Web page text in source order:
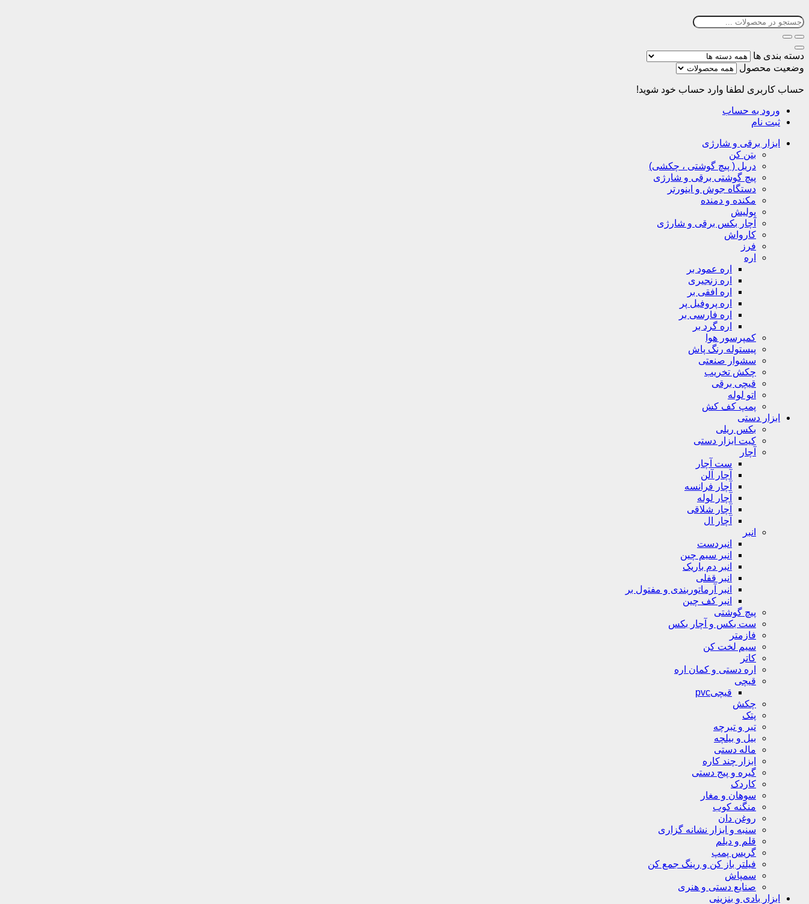
دسته بندی ها
وضعیت محصول
حساب کاربری لطفا وارد حساب خود شوید!
ورود به حساب
ثبت نام
ابزار برقی و شارژی
بتن کن
دریل ( پیچ گوشتی ، چکشی)
پیچ گوشتی برقی و شارژی
دستگاه جوش و اینورتر
مکنده و دمنده
پولیش
آچار بکس برقی و شارژی
کارواش
فرز
اره
اره عمود بر
اره زنجیری
اره افقی بر
اره پروفیل پر
اره فارسی بر
اره گرد بر
کمپرسور هوا
پیستوله رنگ پاش
سشوار صنعتی
چکش تخریب
قیچی برقی
اتو لوله
پمپ کف کش
ابزار دستی
بکس ریلی
کیت ابزار دستی
آچار
ست آچار
آچار آلن
آچار فرانسه
آچار لوله
آچار شلاقی
آچار ال
انبر
انبردست
انبر سیم چین
انبر دم باریک
انبر قفلی
انبر آرماتوربندی و مفتول بر
انبر کف چین
پیچ گوشتی
ست بکس و آچار بکس
فازمتر
سیم لخت کن
کاتر
اره دستی و کمان اره
قیچی
قیچیpvc
چکش
پتک
تبر و تبرچه
بیل و بیلچه
ماله دستی
ابزار چند کاره
گیره و پیج دستی
کاردک
سوهان و مغار
منگنه کوب
روغن دان
سنبه و ابزار نشانه گزاری
قلم و دیلم
گریس پمپ
فیلتر باز کن و رینگ جمع کن
سمپاش
صنایع دستی و هنری
ابزار بادی و بنزینی